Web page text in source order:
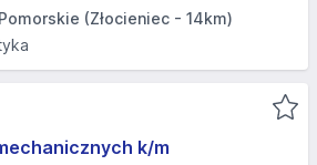
(Złocieniec - 14km)
k/m